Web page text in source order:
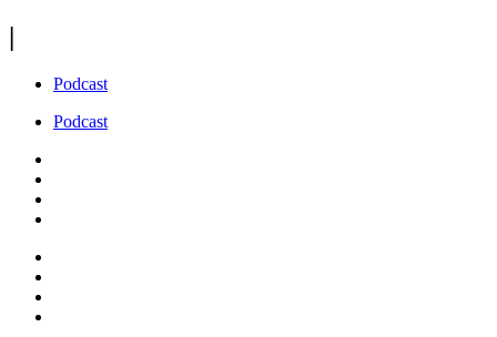
|
Podcast
Podcast